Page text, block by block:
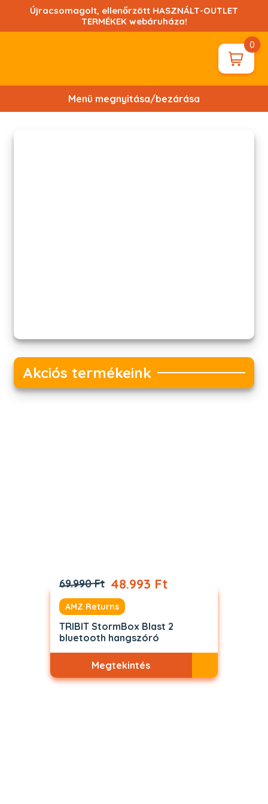
tartalomhoz!
Újracsomagolt, ellenőrzött HASZNÁLT-OUTLET
TERMÉKEK webáruháza!
0
Menü megnyitása/bezárása
Akciós termékeink
69.990 Ft 48.993 Ft
AMZ Returns
TRIBIT StormBox Blast 2
bluetooth hangszóró
Megtekintés